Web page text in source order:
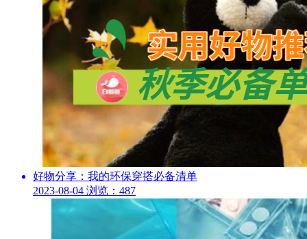
好物分享：我的环保穿搭必备清单
2023-08-04 浏览：487